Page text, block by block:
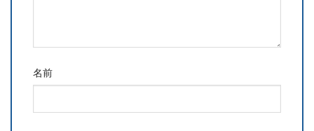
名前